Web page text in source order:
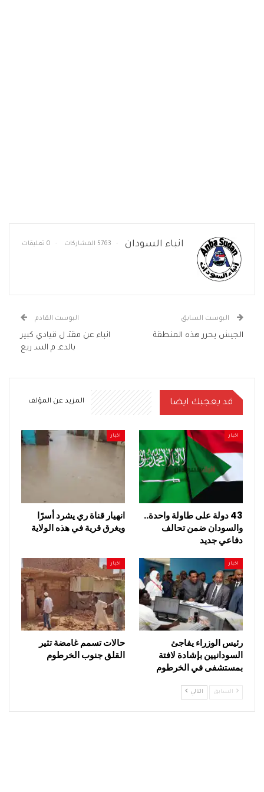
انباء السودان 5763 المشاركات 0 تعليقات
البوست السابق
الجيش يحرر هذه المنطقة
البوست القادم
انباء عن مقتـ ل قيادي كبير
بالدعـ م السـ ريع
قد يعجبك ايضا المزيد عن المؤلف
اخبار
43 دولة على طاولة واحدة..
والسودان ضمن تحالف
دفاعي جديد
اخبار
انهيار قناة ري يشرد أسرًا
ويغرق قرية في هذه الولاية
اخبار
رئيس الوزراء يفاجئ
السودانيين بإشادة لافتة
بمستشفى في الخرطوم
اخبار
حالات تسمم غامضة تثير
القلق جنوب الخرطوم
السابق التالي